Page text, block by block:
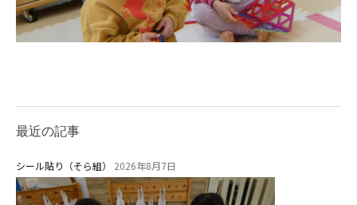
最近の記事
シール貼り（そら組） 2026年8月7日
給⾷
課外教室
教育と保育
園の1⽇
年間⾏事